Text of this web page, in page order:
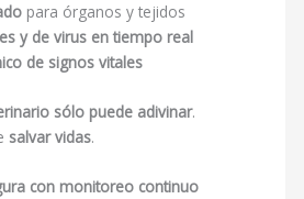
para órganos y tejidos
y de virus en tiempo real
de signos vitales
sólo puede adivinar.
salvar vidas.
con monitoreo continuo